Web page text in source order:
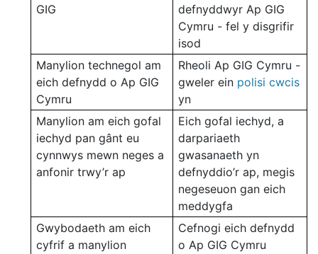
GIG
defnyddwyr Ap GIG
Cymru - fel y disgrifir
isod
Manylion technegol am
eich defnydd o Ap GIG
Cymru
Rheoli Ap GIG Cymru -
gweler ein polisi cwcis
yn
Manylion am eich gofal
iechyd pan gânt eu
cynnwys mewn neges a
anfonir trwy’r ap
Eich gofal iechyd, a
darpariaeth
gwasanaeth yn
defnyddio’r ap, megis
negeseuon gan eich
meddygfa
Gwybodaeth am eich
cyfrif a manylion
Cefnogi eich defnydd
o Ap GIG Cymru